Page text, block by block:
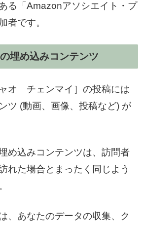
る「Amazonアソシエイト・プ
者です。
埋め込みコンテンツ
ャオ チェンマイ］の投稿には
ツ (動画、画像、投稿など) が
め込みコンテンツは、訪問者
れた場合とまったく同じよう
、あなたのデータの収集、ク